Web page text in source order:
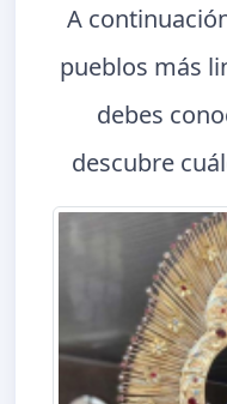
A
pueblos más
debes
descubre